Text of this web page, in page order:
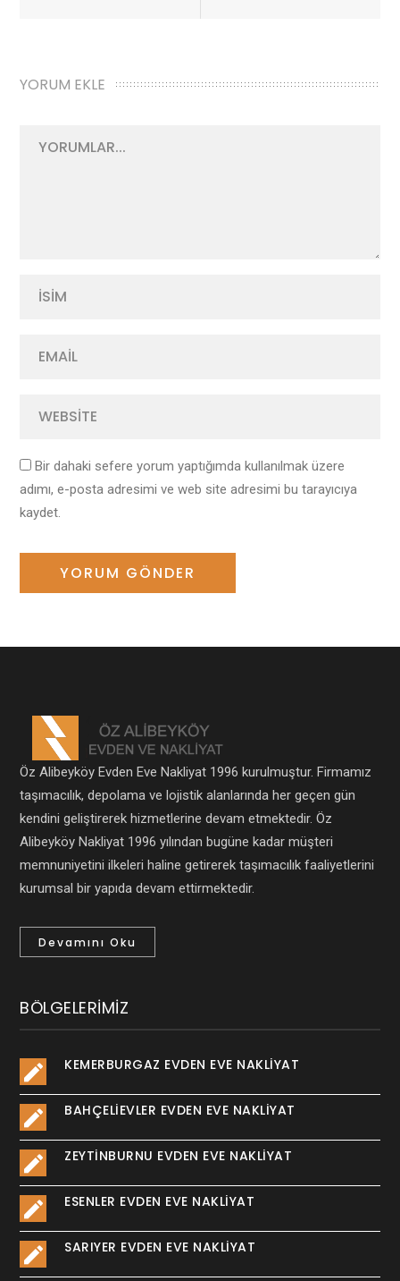
YORUM EKLE
Bir dahaki sefere yorum yaptığımda kullanılmak üzere
adımı, e-posta adresimi ve web site adresimi bu tarayıcıya
kaydet.
Öz Alibeyköy Evden Eve Nakliyat 1996 kurulmuştur. Firmamız
taşımacılık, depolama ve lojistik alanlarında her geçen gün
kendini geliştirerek hizmetlerine devam etmektedir. Öz
Alibeyköy Nakliyat 1996 yılından bugüne kadar müşteri
memnuniyetini ilkeleri haline getirerek taşımacılık faaliyetlerini
kurumsal bir yapıda devam ettirmektedir.
Devamını Oku
BÖLGELERIMIZ
KEMERBURGAZ EVDEN EVE NAKLIYAT
BAHÇELIEVLER EVDEN EVE NAKLIYAT
ZEYTINBURNU EVDEN EVE NAKLIYAT
ESENLER EVDEN EVE NAKLIYAT
SARIYER EVDEN EVE NAKLIYAT